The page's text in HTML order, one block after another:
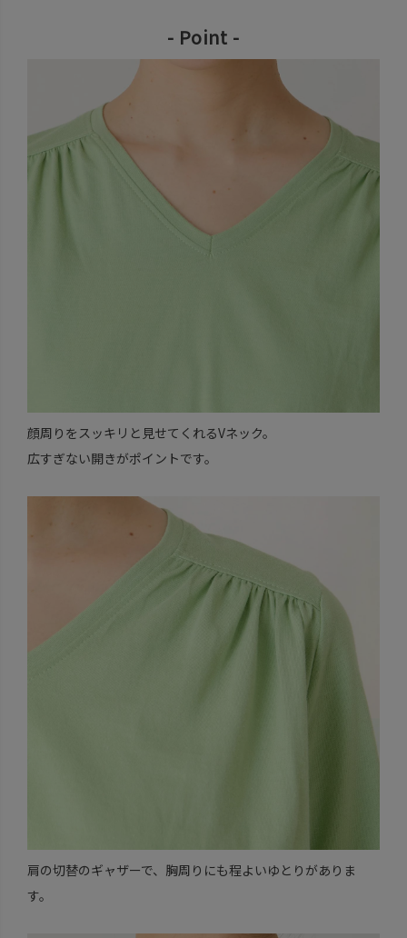
- Point -
顔周りをスッキリと見せてくれるVネック。
広すぎない開きがポイントです。
肩の切替のギャザーで、胸周りにも程よいゆとりがありま
す。